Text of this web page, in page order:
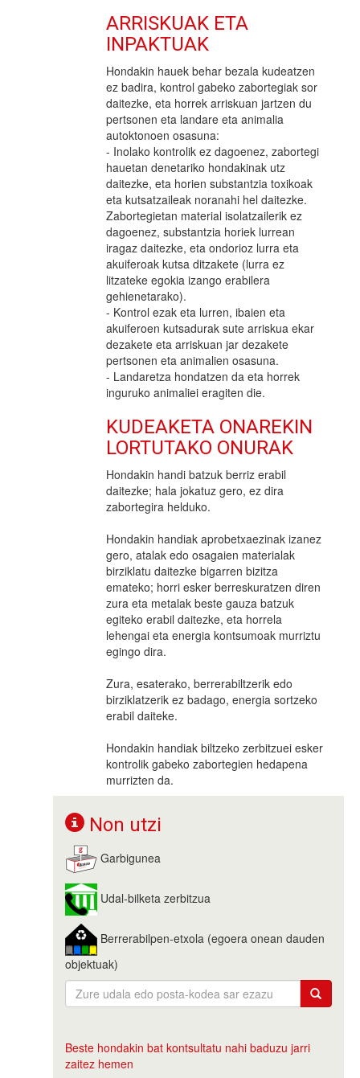
ARRISKUAK ETA
INPAKTUAK
Hondakin hauek behar bezala kudeatzen
ez badira, kontrol gabeko zabortegiak sor
daitezke, eta horrek arriskuan jartzen du
pertsonen eta landare eta animalia
autoktonoen osasuna:
- Inolako kontrolik ez dagoenez, zabortegi
hauetan denetariko hondakinak utz
daitezke, eta horien substantzia toxikoak
eta kutsatzaileak noranahi hel daitezke.
Zabortegietan material isolatzailerik ez
dagoenez, substantzia horiek lurrean
iragaz daitezke, eta ondorioz lurra eta
akuiferoak kutsa ditzakete (lurra ez
litzateke egokia izango erabilera
gehienetarako).
- Kontrol ezak eta lurren, ibaien eta
akuiferoen kutsadurak sute arriskua ekar
dezakete eta arriskuan jar dezakete
pertsonen eta animalien osasuna.
- Landaretza hondatzen da eta horrek
inguruko animaliei eragiten die.
KUDEAKETA ONAREKIN
LORTUTAKO ONURAK
Hondakin handi batzuk berriz erabil
daitezke; hala jokatuz gero, ez dira
zabortegira helduko.
Hondakin handiak aprobetxaezinak izanez
gero, atalak edo osagaien materialak
birziklatu daitezke bigarren bizitza
emateko; horri esker berreskuratzen diren
zura eta metalak beste gauza batzuk
egiteko erabil daitezke, eta horrela
lehengai eta energia kontsumoak murriztu
egingo dira.
Zura, esaterako, berrerabiltzerik edo
birziklatzerik ez badago, energia sortzeko
erabil daiteke.
Hondakin handiak biltzeko zerbitzuei esker
kontrolik gabeko zabortegien hedapena
murrizten da.
Non utzi
Garbigunea
Udal-bilketa zerbitzua
Berrerabilpen-etxola (egoera onean dauden
objektuak)
Beste hondakin bat kontsultatu nahi baduzu jarri
zaitez hemen